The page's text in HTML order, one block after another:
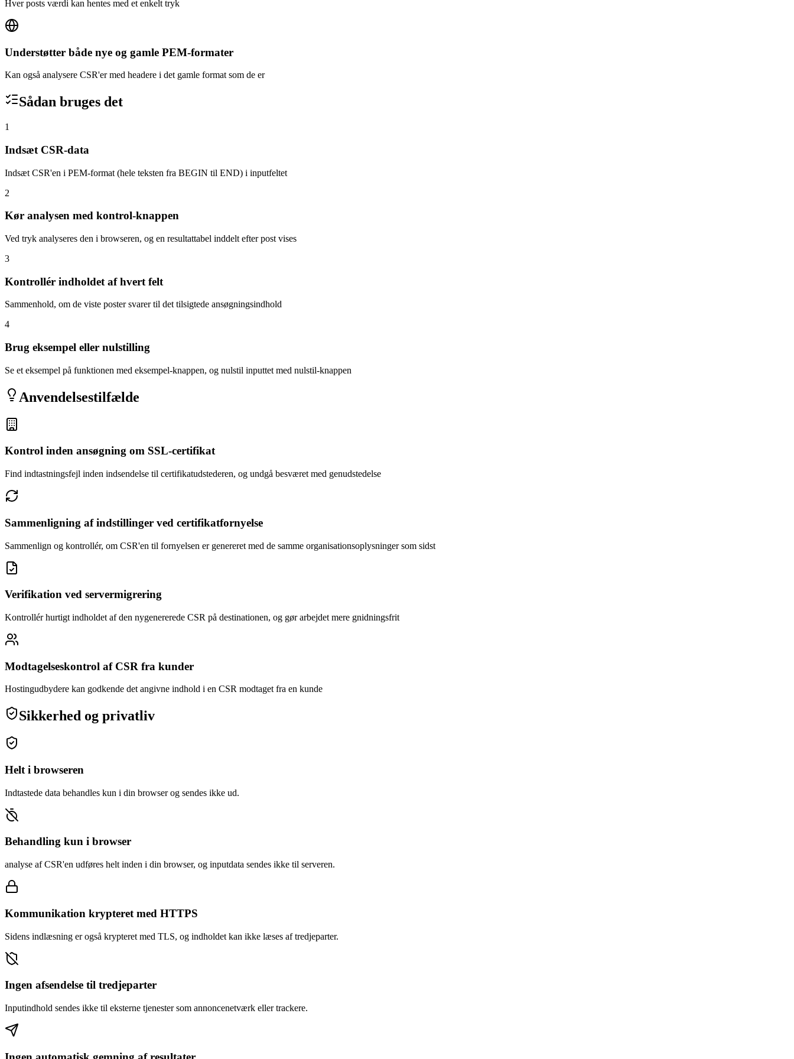
Hver posts værdi kan hentes med et enkelt tryk
Understøtter både nye og gamle PEM-formater
Kan også analysere CSR'er med headere i det gamle format som de er
Sådan bruges det
1
Indsæt CSR-data
Indsæt CSR'en i PEM-format (hele teksten fra BEGIN til END) i inputfeltet
2
Kør analysen med kontrol-knappen
Ved tryk analyseres den i browseren, og en resultattabel inddelt efter post vises
3
Kontrollér indholdet af hvert felt
Sammenhold, om de viste poster svarer til det tilsigtede ansøgningsindhold
4
Brug eksempel eller nulstilling
Se et eksempel på funktionen med eksempel-knappen, og nulstil inputtet med nulstil-knappen
Anvendelsestilfælde
Kontrol inden ansøgning om SSL-certifikat
Find indtastningsfejl inden indsendelse til certifikatudstederen, og undgå besværet med genudstedelse
Sammenligning af indstillinger ved certifikatfornyelse
Sammenlign og kontrollér, om CSR'en til fornyelsen er genereret med de samme organisationsoplysninger som sidst
Verifikation ved servermigrering
Kontrollér hurtigt indholdet af den nygenererede CSR på destinationen, og gør arbejdet mere gnidningsfrit
Modtagelseskontrol af CSR fra kunder
Hostingudbydere kan godkende det angivne indhold i en CSR modtaget fra en kunde
Sikkerhed og privatliv
Helt i browseren
Indtastede data behandles kun i din browser og sendes ikke ud.
Behandling kun i browser
analyse af CSR'en udføres helt inden i din browser, og inputdata sendes ikke til serveren.
Kommunikation krypteret med HTTPS
Sidens indlæsning er også krypteret med TLS, og indholdet kan ikke læses af tredjeparter.
Ingen afsendelse til tredjeparter
Inputindhold sendes ikke til eksterne tjenester som annoncenetværk eller trackere.